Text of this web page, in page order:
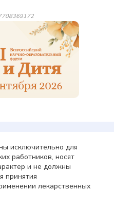
исключительно для
работников, носят
и не должны
принятия
лекарственных